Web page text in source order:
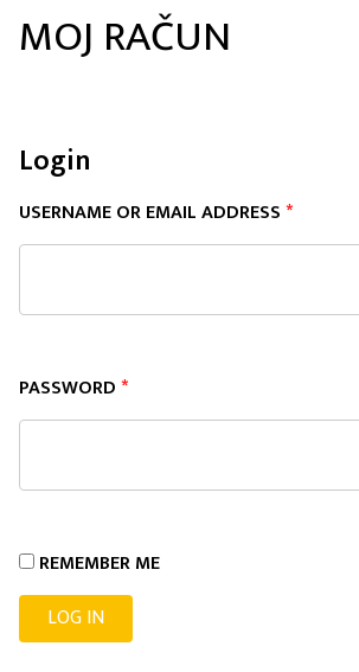
MOJ RAČUN
Login
USERNAME OR EMAIL ADDRESS*
PASSWORD*
REMEMBER ME
LOG IN